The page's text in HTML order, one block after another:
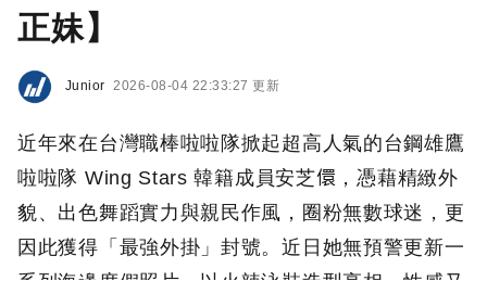
正妹】
Junior 2026-08-04 22:33:27 更新
近年來在台灣職棒啦啦隊掀起超高人氣的台鋼雄鷹
啦啦隊 Wing Stars 韓籍成員安芝儇，憑藉精緻外
貌、出色舞蹈實力與親民作風，圈粉無數球迷，更
因此獲得「最強外掛」封號。近日她無預警更新一
系列海邊度假照片，以火辣泳裝造型亮相，性感又